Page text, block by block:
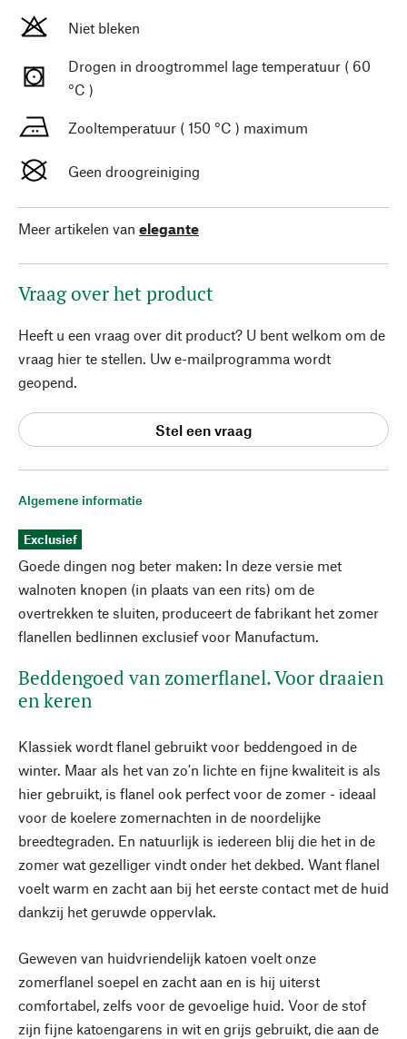
Algemene informatie
Exclusief
Goede dingen nog beter maken: In deze versie met
walnoten knopen (in plaats van een rits) om de
overtrekken te sluiten, produceert de fabrikant het zomer
flanellen bedlinnen exclusief voor Manufactum.
Beddengoed van zomerflanel. Voor draaien
en keren
Klassiek wordt flanel gebruikt voor beddengoed in de
winter. Maar als het van zo'n lichte en fijne kwaliteit is als
hier gebruikt, is flanel ook perfect voor de zomer - ideaal
voor de koelere zomernachten in de noordelijke
breedtegraden. En natuurlijk is iedereen blij die het in de
zomer wat gezelliger vindt onder het dekbed. Want flanel
voelt warm en zacht aan bij het eerste contact met de huid
dankzij het geruwde oppervlak.
Geweven van huidvriendelijk katoen voelt onze
zomerflanel soepel en zacht aan en is hij uiterst
comfortabel, zelfs voor de gevoelige huid. Voor de stof
zijn fijne katoengarens in wit en grijs gebruikt, die aan de
Niet bleken
Drogen in droogtrommel lage temperatuur ( 60
°C )
Zooltemperatuur ( 150 °C ) maximum
Geen droogreiniging
Meer artikelen van elegante
Vraag over het product
Heeft u een vraag over dit product? U bent welkom om de
vraag hier te stellen. Uw e-mailprogramma wordt
geopend.
Stel een vraag